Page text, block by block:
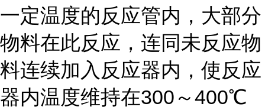
一定温度的反应管内，大部分
物料在此反应，连同未反应物
料连续加入反应器内，使反应
器内温度维持在300～400℃